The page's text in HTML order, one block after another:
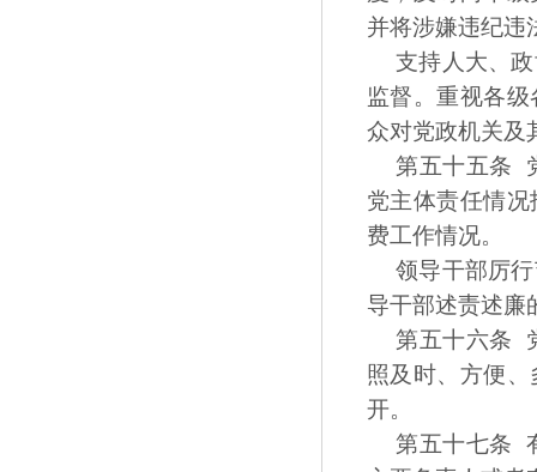
并将涉嫌违纪违
支持人大、
监督。重视各
众对党政机关及
第五十五条
党主体责任情
费工作情况。
领导干部厉
导干部述责述廉
第五十六条
照及时、方便
开。
第五十七条